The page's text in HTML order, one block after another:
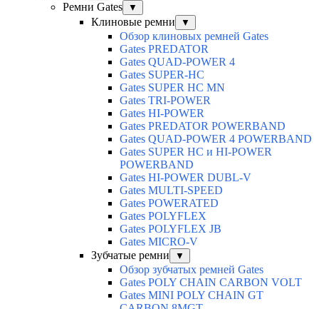
Ремни Gates ▼
Клиновые ремни ▼
Обзор клиновых ремней Gates
Gates PREDATOR
Gates QUAD-POWER 4
Gates SUPER-HC
Gates SUPER HC MN
Gates TRI-POWER
Gates HI-POWER
Gates PREDATOR POWERBAND
Gates QUAD-POWER 4 POWERBAND
Gates SUPER HC и HI-POWER
POWERBAND
Gates HI-POWER DUBL-V
Gates MULTI-SPEED
Gates POWERATED
Gates POLYFLEX
Gates POLYFLEX JB
Gates MICRO-V
Зубчатые ремни
▼
Обзор зубчатых ремней Gates
Gates POLY CHAIN CARBON VOLT
Gates MINI POLY CHAIN GT